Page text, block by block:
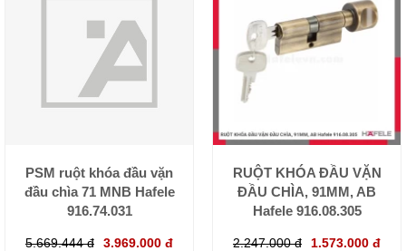
PSM ruột khóa đầu vặn
đầu chìa 71 MNB Hafele
916.74.031
5.669.444 đ 3.969.000 đ
RUỘT KHÓA ĐẦU VẶN
ĐẦU CHÌA, 91MM, AB
Hafele 916.08.305
2.247.000 đ 1.573.000 đ